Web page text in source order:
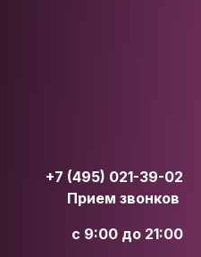
+7 (495) 021-39-02
Прием звонков
с 9:00 до 21:00